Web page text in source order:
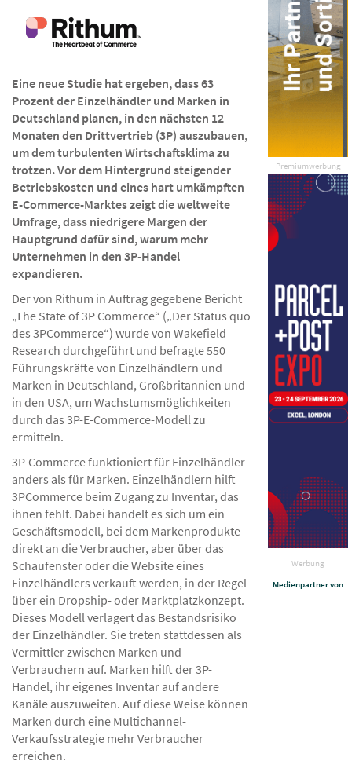
Premiumwerbung
Werbung
Medienpartner von
Eine neue Studie hat ergeben, dass 63
Prozent der Einzelhändler und Marken in
Deutschland planen, in den nächsten 12
Monaten den Drittvertrieb (3P) auszubauen,
um dem turbulenten Wirtschaftsklima zu
trotzen. Vor dem Hintergrund steigender
Betriebskosten und eines hart umkämpften
E-Commerce-Marktes zeigt die weltweite
Umfrage, dass niedrigere Margen der
Hauptgrund dafür sind, warum mehr
Unternehmen in den 3P-Handel
expandieren.
Der von Rithum in Auftrag gegebene Bericht
„The State of 3P Commerce“ („Der Status quo
des 3PCommerce“) wurde von Wakefield
Research durchgeführt und befragte 550
Führungskräfte von Einzelhändlern und
Marken in Deutschland, Großbritannien und
in den USA, um Wachstumsmöglichkeiten
durch das 3P-E-Commerce-Modell zu
ermitteln.
3P-Commerce funktioniert für Einzelhändler
anders als für Marken. Einzelhändlern hilft
3PCommerce beim Zugang zu Inventar, das
ihnen fehlt. Dabei handelt es sich um ein
Geschäftsmodell, bei dem Markenprodukte
direkt an die Verbraucher, aber über das
Schaufenster oder die Website eines
Einzelhändlers verkauft werden, in der Regel
über ein Dropship- oder Marktplatzkonzept.
Dieses Modell verlagert das Bestandsrisiko
der Einzelhändler. Sie treten stattdessen als
Vermittler zwischen Marken und
Verbrauchern auf. Marken hilft der 3P-
Handel, ihr eigenes Inventar auf andere
Kanäle auszuweiten. Auf diese Weise können
Marken durch eine Multichannel-
Verkaufsstrategie mehr Verbraucher
erreichen.